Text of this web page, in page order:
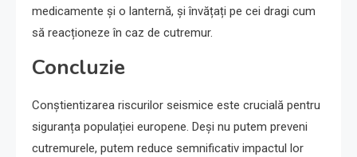
medicamente și o lanternă, și învățați pe cei dragi cum
să reacționeze în caz de cutremur.
Concluzie
Conștientizarea riscurilor seismice este crucială pentru
siguranța populației europene. Deși nu putem preveni
cutremurele, putem reduce semnificativ impactul lor